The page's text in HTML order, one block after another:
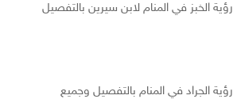
رؤية الخبز في المنام لابن سيرين بالتفصيل
رؤية الجراد في المنام بالتفصيل وجميع